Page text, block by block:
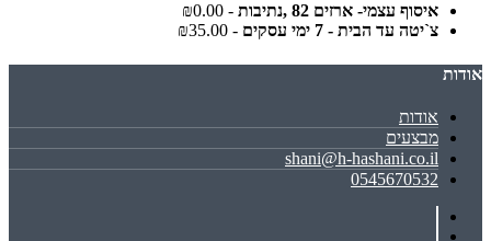
איסוף עצמי- ארזים 82 ,נתיבות
- ₪0.00
צ`יטה עד הבית - 7 ימי עסקים
- ₪35.00
אודות
אודות
מבצעים
shani@h-hashani.co.il
0545670532